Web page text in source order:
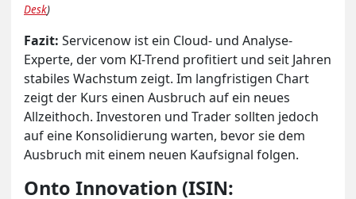
Desk)
Fazit: Servicenow ist ein Cloud- und Analyse-
Experte, der vom KI-Trend profitiert und seit Jahren
stabiles Wachstum zeigt. Im langfristigen Chart
zeigt der Kurs einen Ausbruch auf ein neues
Allzeithoch. Investoren und Trader sollten jedoch
auf eine Konsolidierung warten, bevor sie dem
Ausbruch mit einem neuen Kaufsignal folgen.
Onto Innovation (ISIN: